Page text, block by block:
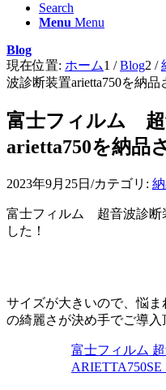
Search
Menu Menu
Blog
現在位置: ホーム1 / Blog2 /
波診断装置arietta750を納
富士フィルム 超
arietta750を納品
2023年9月25日 /カテゴリ:
富士フィルム 超音波診断
した！
サイズが大きいので、悩
の綺麗さが決め手でご導入
富士フィルム
ARIETTA750SE